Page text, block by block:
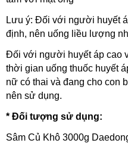
Lưu ý: Đối với người huyết
định, nên uống liều lượng
Đối với người huyết áp cao
thời gian uống thuốc huyết
nữ có thai và đang cho con
nên sử dụng.
* Đối tượng sử dụng:
Sâm Củ Khô 3000g